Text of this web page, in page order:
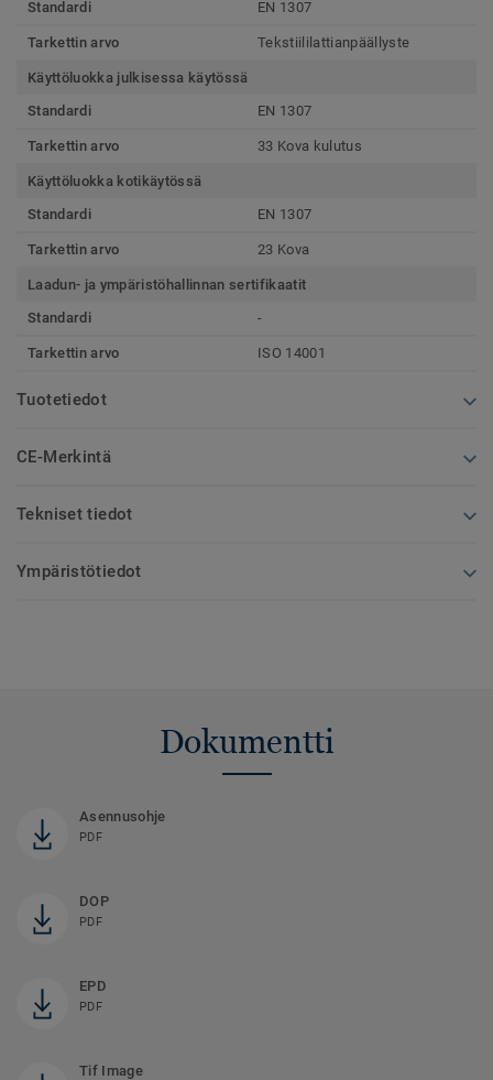
Standardi
EN 1307
Tarkettin arvo Tekstiililattianpäällyste
Käyttöluokka julkisessa käytössä
Standardi
EN 1307
Tarkettin arvo 33 Kova kulutus
Käyttöluokka kotikäytössä
Standardi
EN 1307
Tarkettin arvo 23 Kova
Laadun- ja ympäristöhallinnan sertifikaatit
Standardi
-
Tarkettin arvo ISO 14001
Tuotetiedot
CE-Merkintä
Tekniset tiedot
Ympäristötiedot
Dokumentti
Asennusohje
PDF
DOP
PDF
EPD
PDF
Tif Image